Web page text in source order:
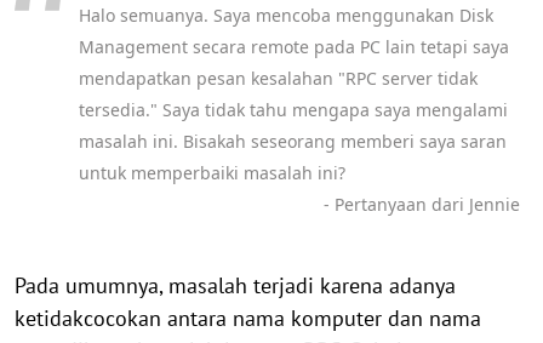
Halo semuanya. Saya mencoba menggunakan Disk
Management secara remote pada PC lain tetapi saya
mendapatkan pesan kesalahan "RPC server tidak
tersedia." Saya tidak tahu mengapa saya mengalami
masalah ini. Bisakah seseorang memberi saya saran
untuk memperbaiki masalah ini?
- Pertanyaan dari Jennie
Pada umumnya, masalah terjadi karena adanya
ketidakcocokan antara nama komputer dan nama